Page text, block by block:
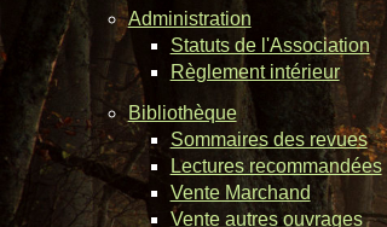
Administration
Statuts de l'Association
Règlement intérieur
Bibliothèque
Sommaires des revues
Lectures recommandées
Vente Marchand
Vente autres ouvrages